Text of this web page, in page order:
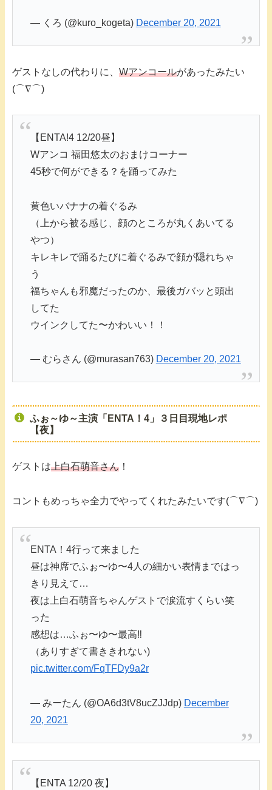
— くろ (@kuro_kogeta) December 20, 2021
ゲストなしの代わりに、 Wアンコールがあったみたい
(⌒∇⌒)
【ENTA!4 12/20昼】
Wアンコ 福田悠太のおまけコーナー
45秒で何ができる？を踊ってみた
黄色いバナナの着ぐるみ
（上から被る感じ、顔のところが丸くあいてる
やつ）
キレキレで踊るたびに着ぐるみで顔が隠れちゃ
う
福ちゃんも邪魔だったのか、最後ガバッと頭出
してた
ウインクしてた〜かわいい！！
— むらさん (@murasan763) December 20, 2021
ふぉ～ゆ～主演「ENTA！4」３日目現地レポ
【夜】
ゲストは上白石萌音さん ！
コントもめっちゃ全力でやってくれたみたいです(⌒∇⌒)
ENTA！4行って来ました
昼は神席でふぉ〜ゆ〜4人の細かい表情まではっ
きり見えて…
夜は上白石萌音ちゃんゲストで涙流すくらい笑
った
感想は…ふぉ〜ゆ〜最高‼︎
（ありすぎて書ききれない)
pic.twitter.com/FqTFDy9a2r
— みーたん (@OA6d3tV8ucZJJdp) December
20, 2021
【ENTA 12/20 夜】